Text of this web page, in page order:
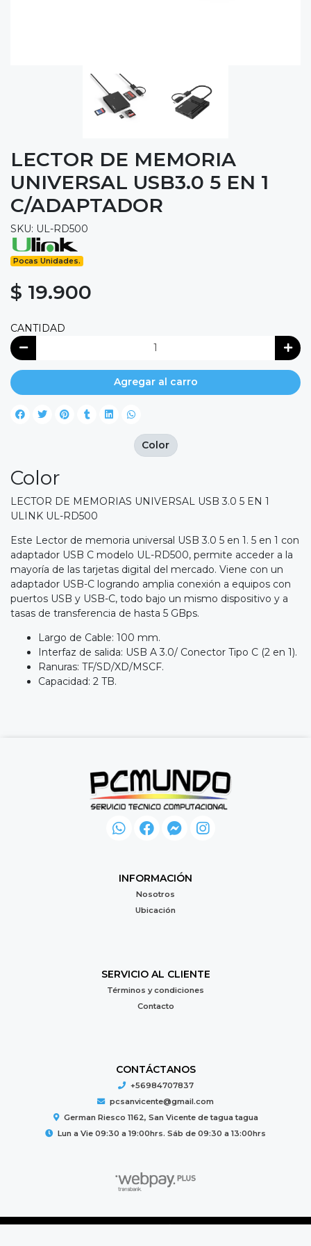
LECTOR DE MEMORIA
UNIVERSAL USB3.0 5 EN 1
C/ADAPTADOR
SKU: UL-RD500
Pocas Unidades.
$ 19.900
CANTIDAD
Agregar al carro
Color
LECTOR DE MEMORIAS UNIVERSAL USB 3.0 5 EN 1
ULINK UL-RD500
Este Lector de memoria universal USB 3.0 5 en 1. 5 en 1 con
adaptador USB C modelo UL-RD500, permite acceder a la
mayoría de las tarjetas digital del mercado. Viene con un
adaptador USB-C logrando amplia conexión a equipos con
puertos USB y USB-C, todo bajo un mismo dispositivo y a
tasas de transferencia de hasta 5 GBps.
Largo de Cable: 100 mm.
Interfaz de salida: USB A 3.0/ Conector Tipo C (2 en 1).
Ranuras: TF/SD/XD/MSCF.
Capacidad: 2 TB.
Color
INFORMACIÓN
Nosotros
Ubicación
SERVICIO AL CLIENTE
Términos y condiciones
Contacto
CONTÁCTANOS
+56984707837
pcsanvicente@gmail.com
German Riesco 1162, San Vicente de tagua tagua
Lun a Vie 09:30 a 19:00hrs. Sáb de 09:30 a 13:00hrs
PC MUNDO © 2026